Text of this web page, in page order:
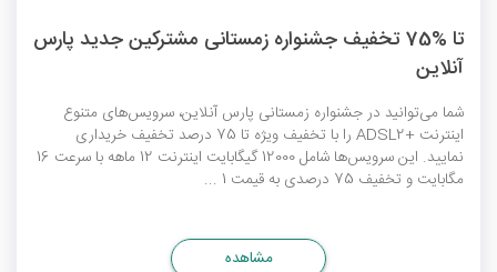
تا %75 تخفیف جشنواره زمستانی مشترکین جدید پارس
آنلاین
شما می‌توانید در جشنواره زمستانی پارس آنلاین، سرویس‌های متنوع
اینترنت +ADSL2 را با تخفیف‌ ویژه تا 75 درصد تخفیف خریداری
نمایید. این سرویس‌ها شامل 12000 گیگابایت اینترنت 12 ماهه با سرعت 16
مگابایت و تخفیف 75 درصدی به قیمت 1 ...
مشاهده